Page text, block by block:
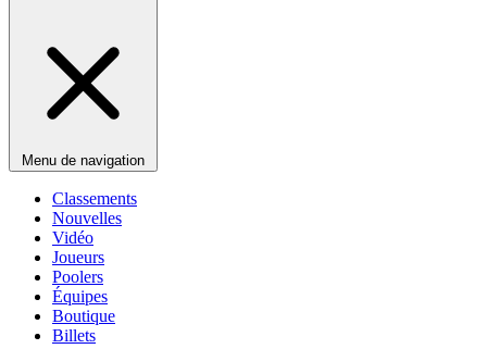
Menu de navigation
Classements
Nouvelles
Vidéo
Joueurs
Poolers
Équipes
Boutique
Billets